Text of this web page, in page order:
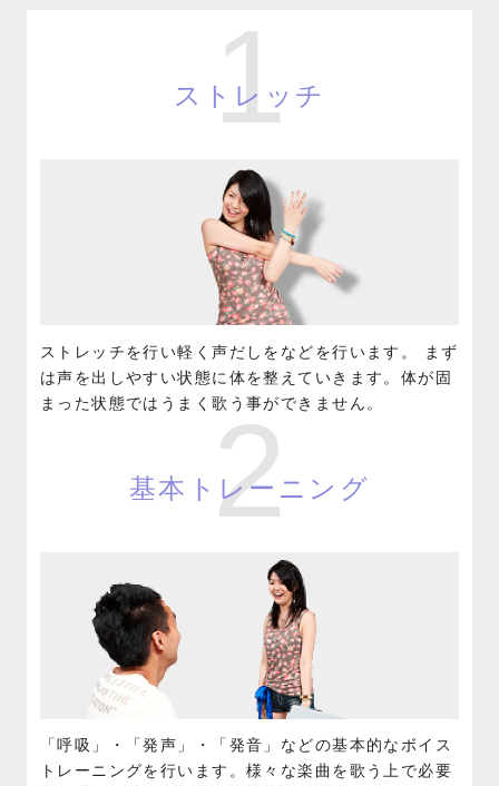
1
ストレッチ
ストレッチを行い軽く声だしをなどを行います。 まず
は声を出しやすい状態に体を整えていきます。体が固
まった状態ではうまく歌う事ができません。
2
基本トレーニング
「呼吸」・「発声」・「発音」などの基本的なボイス
トレーニングを行います。様々な楽曲を歌う上で必要